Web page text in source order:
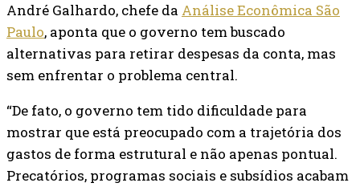
André Galhardo, chefe da Análise Econômica São
Paulo, aponta que o governo tem buscado
alternativas para retirar despesas da conta, mas
sem enfrentar o problema central.
“De fato, o governo tem tido dificuldade para
mostrar que está preocupado com a trajetória dos
gastos de forma estrutural e não apenas pontual.
Precatórios, programas sociais e subsídios acabam